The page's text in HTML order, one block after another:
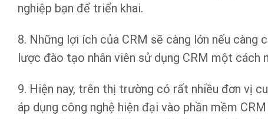
nghiệp bạn để triển khai.
8. Những lợi ích của CRM sẽ càng lớn nếu càng
lược đào tạo nhân viên sử dụng CRM một cách
9. Hiện nay, trên thị trường có rất nhiều đơn vị
áp dụng công nghệ hiện đại vào phần mềm